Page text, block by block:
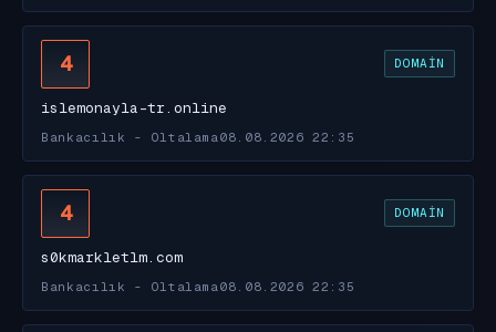
4 DOMAIN
islemonayla-tr.online
Bankacılık - Oltalama 08.08.2026 22:35
4 DOMAIN
s0kmarkletlm.com
Bankacılık - Oltalama 08.08.2026 22:35